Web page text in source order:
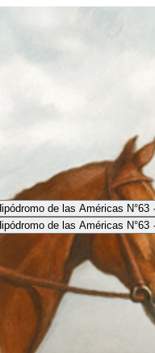
de las Américas N°63
de las Américas N°63